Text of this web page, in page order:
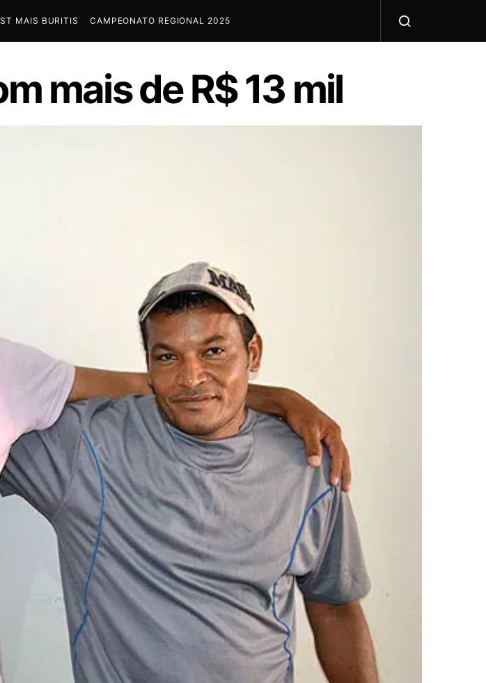
MAIS BURITIS CAMPEONATO REGIONAL 2025
mais de R$ 13 mil